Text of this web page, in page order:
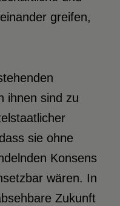
greifen,
ihnen sind zu
sie ohne
Konsens
wären. In
Zukunft